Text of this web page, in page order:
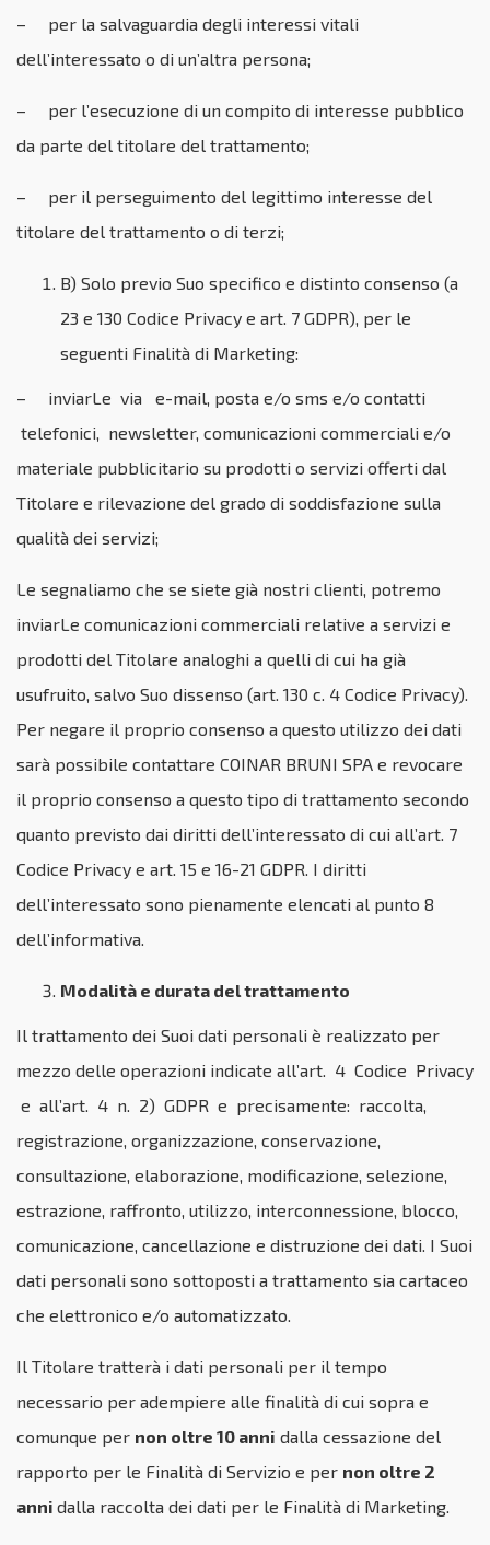
– per la salvaguardia degli interessi vitali
dell’interessato o di un’altra persona;
– per l’esecuzione di un compito di interesse pubblico
da parte del titolare del trattamento;
– per il perseguimento del legittimo interesse del
titolare del trattamento o di terzi;
B) Solo previo Suo specifico e distinto consenso (a
23 e 130 Codice Privacy e art. 7 GDPR), per le
seguenti Finalità di Marketing:
– inviarLe via e-mail, posta e/o sms e/o contatti
telefonici, newsletter, comunicazioni commerciali e/o
materiale pubblicitario su prodotti o servizi offerti dal
Titolare e rilevazione del grado di soddisfazione sulla
qualità dei servizi;
Le segnaliamo che se siete già nostri clienti, potremo
inviarLe comunicazioni commerciali relative a servizi e
prodotti del Titolare analoghi a quelli di cui ha già
usufruito, salvo Suo dissenso (art. 130 c. 4 Codice Privacy).
Per negare il proprio consenso a questo utilizzo dei dati
sarà possibile contattare COINAR BRUNI SPA e revocare
il proprio consenso a questo tipo di trattamento secondo
quanto previsto dai diritti dell’interessato di cui all’art. 7
Codice Privacy e art. 15 e 16-21 GDPR. I diritti
dell’interessato sono pienamente elencati al punto 8
dell’informativa.
Modalità e durata del trattamento
Il trattamento dei Suoi dati personali è realizzato per
mezzo delle operazioni indicate all’art. 4 Codice Privacy
e all’art. 4 n. 2) GDPR e precisamente: raccolta,
registrazione, organizzazione, conservazione,
consultazione, elaborazione, modificazione, selezione,
estrazione, raffronto, utilizzo, interconnessione, blocco,
comunicazione, cancellazione e distruzione dei dati. I Suoi
dati personali sono sottoposti a trattamento sia cartaceo
che elettronico e/o automatizzato.
Il Titolare tratterà i dati personali per il tempo
necessario per adempiere alle finalità di cui sopra e
comunque per non oltre 10 anni dalla cessazione del
rapporto per le Finalità di Servizio e per non oltre 2
anni dalla raccolta dei dati per le Finalità di Marketing.